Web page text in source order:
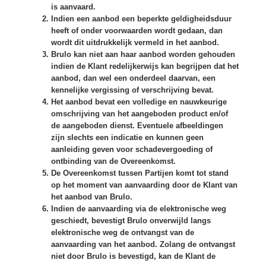
is aanvaard.
Indien een aanbod een beperkte geldigheidsduur
heeft of onder voorwaarden wordt gedaan, dan
wordt dit uitdrukkelijk vermeld in het aanbod.
Brulo kan niet aan haar aanbod worden gehouden
indien de Klant redelijkerwijs kan begrijpen dat het
aanbod, dan wel een onderdeel daarvan, een
kennelijke vergissing of verschrijving bevat.
Het aanbod bevat een volledige en nauwkeurige
omschrijving van het aangeboden product en/of
de aangeboden dienst. Eventuele afbeeldingen
zijn slechts een indicatie en kunnen geen
aanleiding geven voor schadevergoeding of
ontbinding van de Overeenkomst.
De Overeenkomst tussen Partijen komt tot stand
op het moment van aanvaarding door de Klant van
het aanbod van Brulo.
Indien de aanvaarding via de elektronische weg
geschiedt, bevestigt Brulo onverwijld langs
elektronische weg de ontvangst van de
aanvaarding van het aanbod. Zolang de ontvangst
niet door Brulo is bevestigd, kan de Klant de